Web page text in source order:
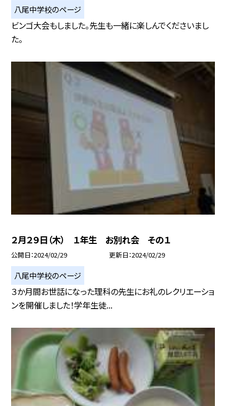
八尾中学校のページ
ビンゴ大会もしました。先生も一緒に楽しんでくださいまし
た。
２月２９日（木） １年生 お別れ会 その１
公開日 2024/02/29 更新日 2024/02/29
八尾中学校のページ
３か月間お世話になった理科の先生にお礼のレクリエーショ
ンを開催しました！学年生徒...